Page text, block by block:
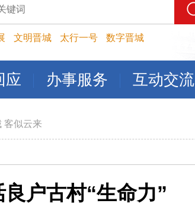
文明晋城 太行一号 数字晋城
应 办事服务 互动交流
客似云来
户古村“生命力”